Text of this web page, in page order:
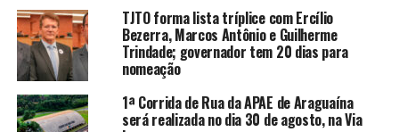
TJTO forma lista tríplice com Ercílio
Bezerra, Marcos Antônio e Guilherme
Trindade; governador tem 20 dias para
nomeação
1ª Corrida de Rua da APAE de Araguaína
será realizada no dia 30 de agosto, na Via